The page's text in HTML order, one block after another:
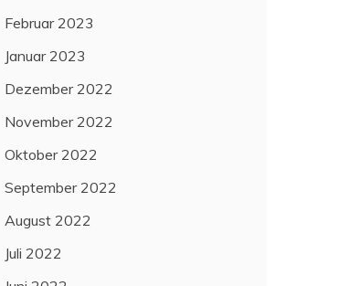
Februar 2023
Januar 2023
Dezember 2022
November 2022
Oktober 2022
September 2022
August 2022
Juli 2022